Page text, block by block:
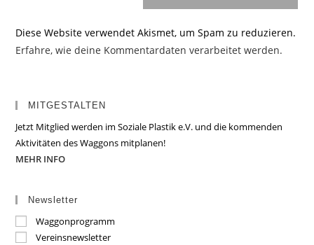
Diese Website verwendet Akismet, um Spam zu reduzieren.
Erfahre, wie deine Kommentardaten verarbeitet werden.
MITGESTALTEN
Jetzt Mitglied werden im Soziale Plastik e.V. und die kommenden
Aktivitäten des Waggons mitplanen!
MEHR INFO
Newsletter
Waggonprogramm
Vereinsnewsletter